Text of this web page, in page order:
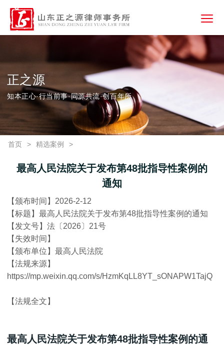
正之源
知本正心·行当前事·同源共流·创百年所
首页 > 精选案例 >
最高人民法院关于发布第48批指导性案例的
通知
【颁布时间】2026-2-12
【标题】最高人民法院关于发布第48批指导性案例的通知
【发文号】法〔2026〕21号
【失效时间】
【颁布单位】最高人民法院
【法规来源】
https://mp.weixin.qq.com/s/HzmKqLL8YT_sONAPW1TajQ
【法规全文】
最高人民法院关于发布第48批指导性案例的通